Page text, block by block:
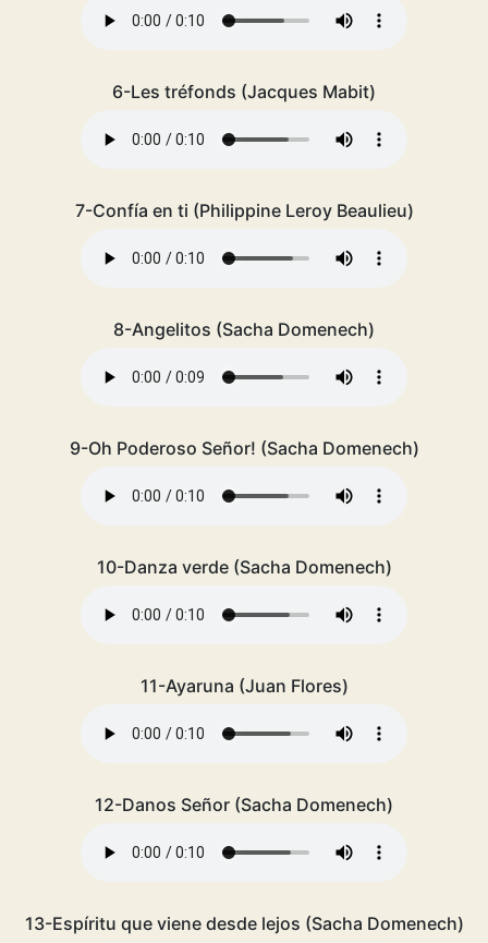
6-Les tréfonds (Jacques Mabit)
7-Confía en ti (Philippine Leroy Beaulieu)
8-Angelitos (Sacha Domenech)
9-Oh Poderoso Señor! (Sacha Domenech)
10-Danza verde (Sacha Domenech)
11-Ayaruna (Juan Flores)
12-Danos Señor (Sacha Domenech)
13-Espíritu que viene desde lejos (Sacha Domenech)